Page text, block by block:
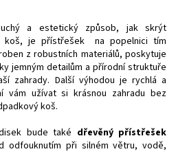
a estetický způsob, jak skrýt
koš, je přístřešek na popelnici tím
z robustních materiálů, poskytuje
jemným detailům a přírodní struktuře
zahrady. Další výhodou je rychlá a
vám užívat si krásnou zahradu bez
koš.
bude také dřevěný přístřešek
odfouknutím při silném větru, vodě,